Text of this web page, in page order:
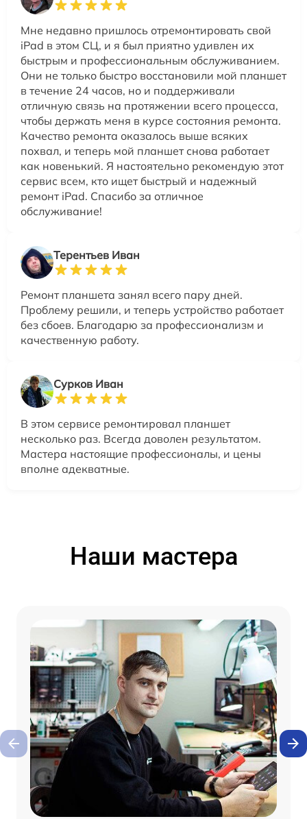
Мне недавно пришлось отремонтировать свой
iPad в этом СЦ, и я был приятно удивлен их
быстрым и профессиональным обслуживанием.
Они не только быстро восстановили мой планшет
в течение 24 часов, но и поддерживали
отличную связь на протяжении всего процесса,
чтобы держать меня в курсе состояния ремонта.
Качество ремонта оказалось выше всяких
похвал, и теперь мой планшет снова работает
как новенький. Я настоятельно рекомендую этот
сервис всем, кто ищет быстрый и надежный
ремонт iPad. Спасибо за отличное
обслуживание!
Терентьев Иван
Ремонт планшета занял всего пару дней.
Проблему решили, и теперь устройство работает
без сбоев. Благодарю за профессионализм и
качественную работу.
Сурков Иван
В этом сервисе ремонтировал планшет
несколько раз. Всегда доволен результатом.
Мастера настоящие профессионалы, и цены
вполне адекватные.
Наши мастера